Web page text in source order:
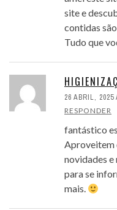
site e
contidas
Tudo que
26 ABRIL, 2025
RESPONDER
fantástico
Aproveitem
novidades e
para se
mais.